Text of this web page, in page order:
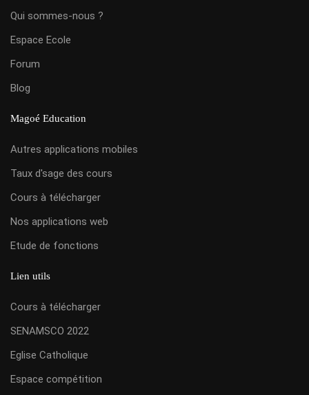
Qui sommes-nous ?
Espace Ecole
Forum
Blog
Magoé Education
Autres applications mobiles
Taux d'sage des cours
Cours à télécharger
Nos applications web
Etude de fonctions
Lien utils
Cours à télécharger
SENAMSCO 2022
Eglise Catholique
Espace compétition